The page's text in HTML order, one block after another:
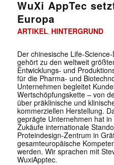
WuXi AppTec
Europa
ARTIKEL HINTERGRUND
Der chinesische Life-
gehört zu den weltweit
Entwicklungs- und
für die Pharma- und
Unternehmen begleitet
Wertschöpfungskette – von
über präklinische und
kommerziellen Herstellung.
geprägte Unternehmen hat
Zukäufe internationale
Proteindesign-Zentrum in
gesamteuropäische
werden. Wir sprachen mit
WuxiApptec.